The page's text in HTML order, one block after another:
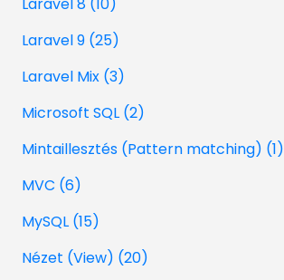
Laravel 8 (10)
Laravel 9 (25)
Laravel Mix (3)
Microsoft SQL (2)
Mintaillesztés (Pattern matching) (1)
MVC (6)
MySQL (15)
Nézet (View) (20)